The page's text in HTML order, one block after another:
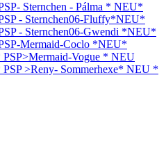
Sternchen - Pálma * NEU*
- Sternchen06-Fluffy*NEU*
- Sternchen06-Gwendi *NEU*
Mermaid-Coclo *NEU*
Vogue * NEU
>Reny- Sommerhexe* NEU *